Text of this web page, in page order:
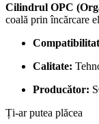
Cilindrul OPC
coală prin încărcare
Calitate:
Producător:
Ți-ar putea plăcea